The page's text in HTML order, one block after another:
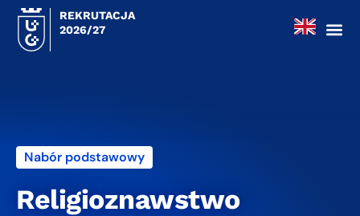
REKRUTACJA
2026/27
Nabór podstawowy
Religioznawstwo